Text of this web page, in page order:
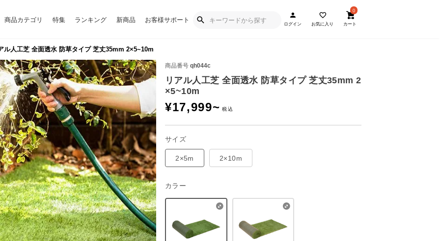
商品カテゴリ 特集 ランキング 新商品 お客様サポート
ログイン お気に入り
0
カート
ル人工芝 全面透水 防草タイプ 芝丈35mm 2×5~10m
商品番号 qh044c
リアル人工芝 全面透水 防草タイプ 芝丈35mm 2
×5~10m
¥17,999~
サイズ
2×5m 2×10m
カラー